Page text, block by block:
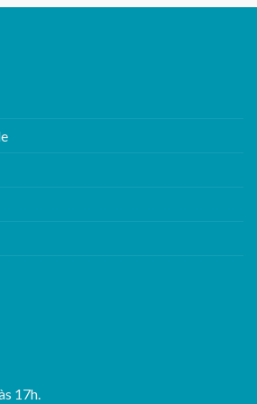
17h.